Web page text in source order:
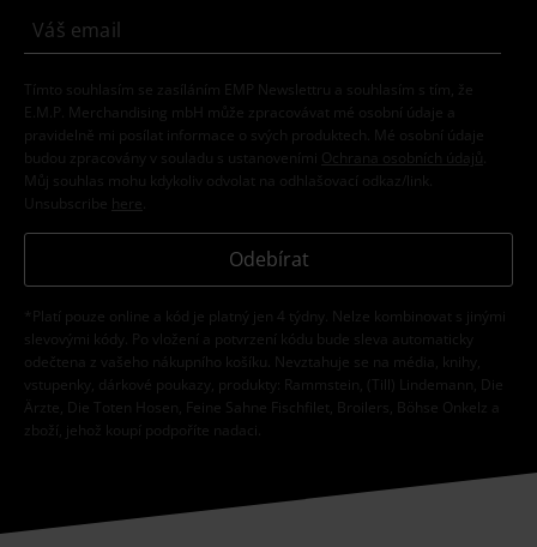
Tímto souhlasím se zasíláním EMP Newslettru a souhlasím s tím, že
E.M.P. Merchandising mbH může zpracovávat mé osobní údaje a
pravidelně mi posílat informace o svých produktech. Mé osobní údaje
budou zpracovány v souladu s ustanoveními
Ochrana osobních údajů
Můj souhlas mohu kdykoliv odvolat na odhlašovací odkaz/link.
Unsubscribe here
Odebírat
*Platí pouze online a kód je platný jen 4 týdny. Nelze kombinovat s jinými
slevovými kódy. Po vložení a potvrzení kódu bude sleva automaticky
odečtena z vašeho nákupního košíku. Nevztahuje se na média, knihy,
vstupenky, dárkové poukazy, produkty: Rammstein, (Till) Lindemann, Die
Ärzte, Die Toten Hosen, Feine Sahne Fischfilet, Broilers, Böhse Onkelz a
zboží, jehož koupí podpoříte nadaci.